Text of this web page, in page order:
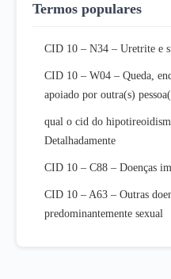
Termos populares
CID 10 – N34 – Uretrite e
CID 10 – W04 – Queda,
apoiado por outra(s)
qual o cid do
Detalhadamente
CID 10 – C88 – Doenças
CID 10 – A63 – Outras
predominantemente sexual